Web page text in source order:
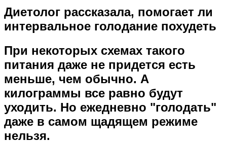
Диетолог рассказала, помогает ли
интервальное голодание похудеть
При некоторых схемах такого
питания даже не придется есть
меньше, чем обычно. А
килограммы все равно будут
уходить. Но ежедневно "голодать"
даже в самом щадящем режиме
нельзя.